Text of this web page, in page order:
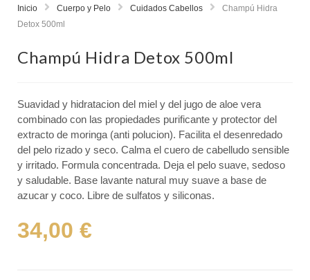
Inicio Cuerpo y Pelo Cuidados Cabellos
Champú Hidra
Detox 500ml
Champú Hidra Detox 500ml
Suavidad y hidratacion del miel y del jugo de aloe vera
combinado con las propiedades purificante y protector del
extracto de moringa (anti polucion). Facilita el desenredado
del pelo rizado y seco. Calma el cuero de cabelludo sensible
y irritado. Formula concentrada. Deja el pelo suave, sedoso
y saludable. Base lavante natural muy suave a base de
azucar y coco. Libre de sulfatos y siliconas.
34,00 €